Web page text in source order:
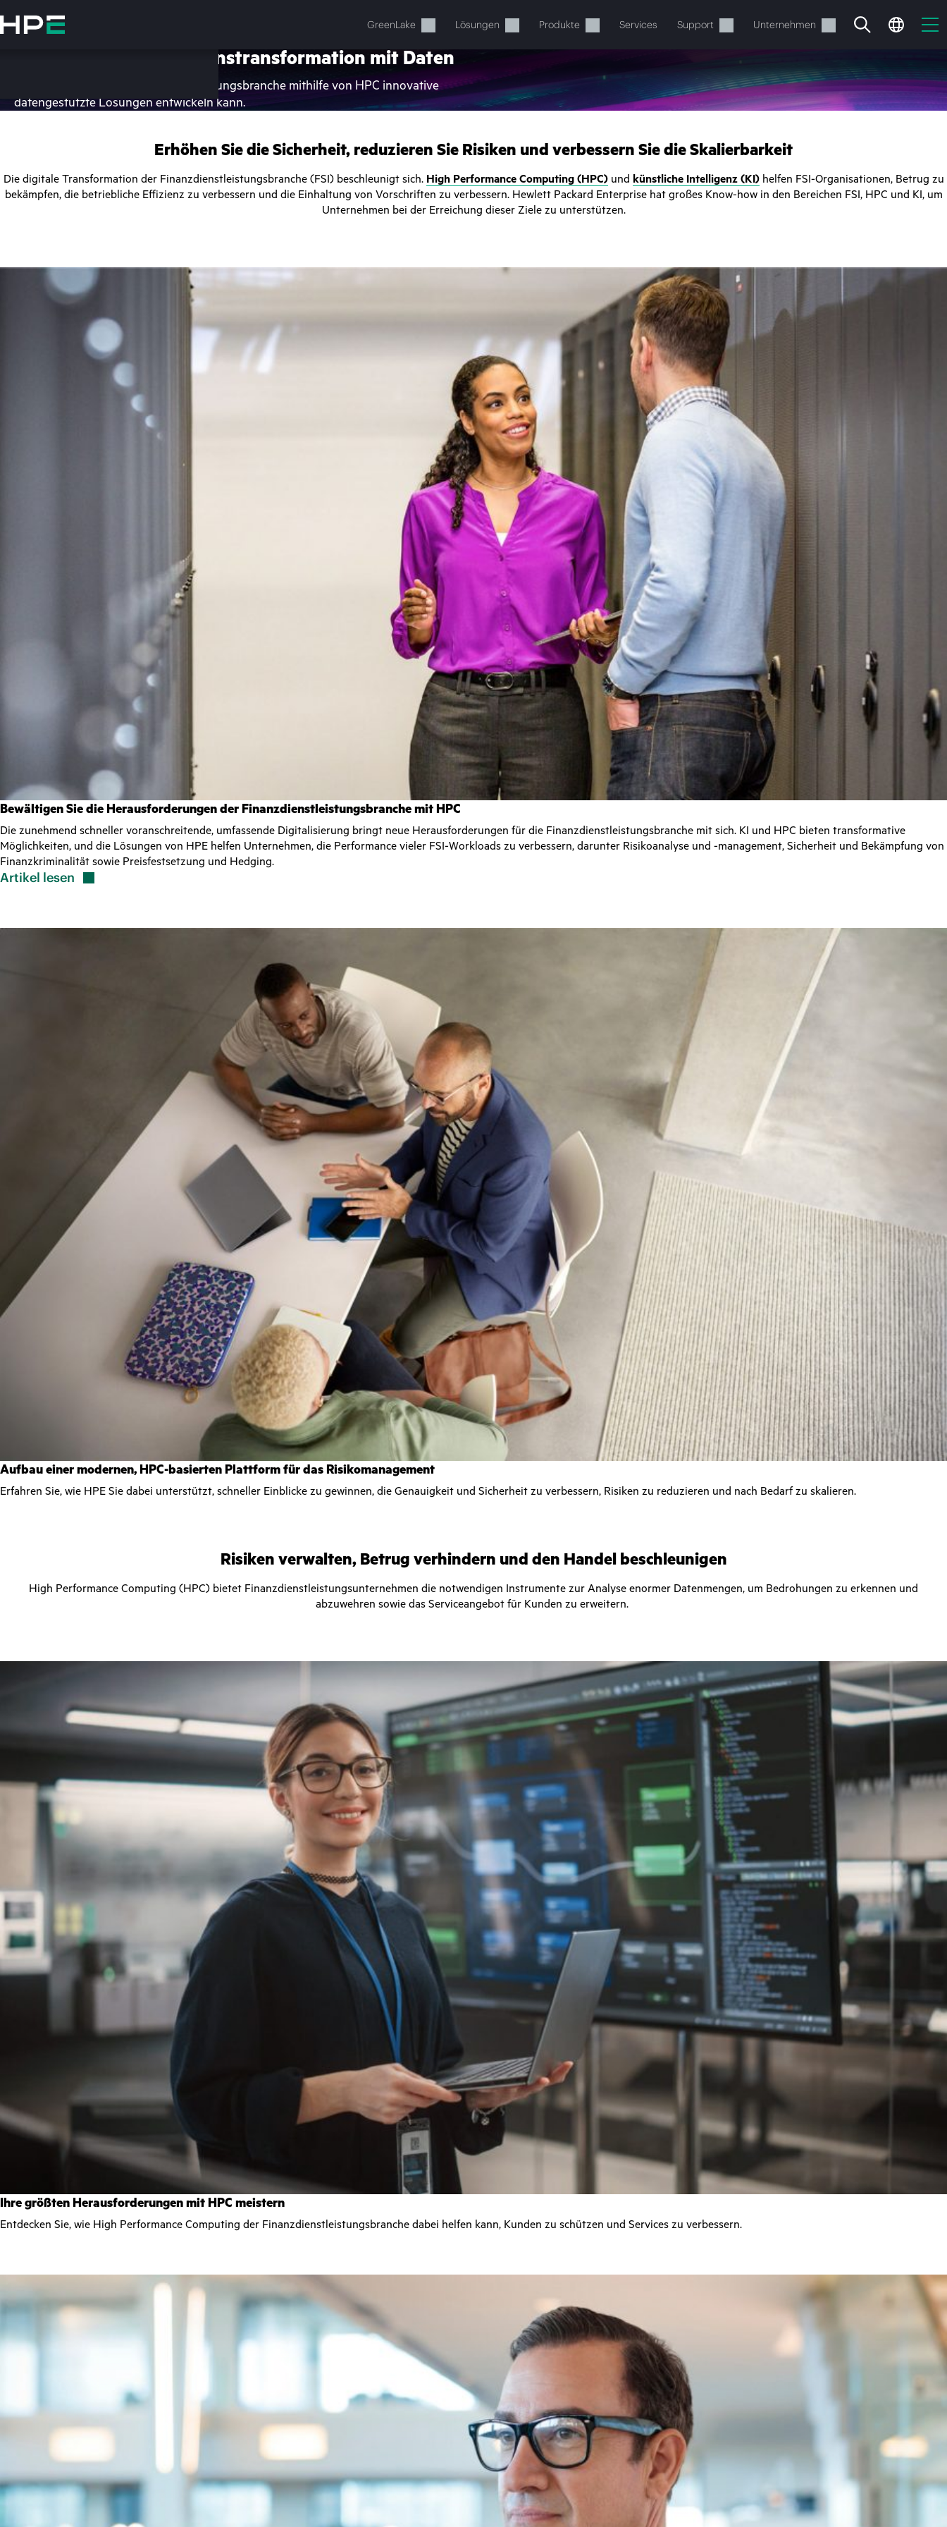
Hauptinhalt
wechseln
GreenLake Lösungen Produkte Services Support Unternehmen
Ihr Warenkorb ist aktuell leer
Schnellere Unternehmenstransformation mit Daten
Erfahren Sie, wie die Finanzdienstleistungsbranche mithilfe von HPC innovative
datengestützte Lösungen entwickeln kann.
Erhöhen Sie die Sicherheit, reduzieren Sie Risiken und verbessern Sie die Skalierbarkeit
Die digitale Transformation der Finanzdienstleistungsbranche (FSI) beschleunigt sich. High Performance Computing (HPC)und künstliche Intelligenz (KI)helfen FSI-Organisationen, Betrug zu
bekämpfen, die betriebliche Effizienz zu verbessern und die Einhaltung von Vorschriften zu verbessern. Hewlett Packard Enterprise hat großes Know-how in den Bereichen FSI, HPC und KI, um
Unternehmen bei der Erreichung dieser Ziele zu unterstützen.
Bewältigen Sie die Herausforderungen der Finanzdienstleistungsbranche mit HPC
Die zunehmend schneller voranschreitende, umfassende Digitalisierung bringt neue Herausforderungen für die Finanzdienstleistungsbranche mit sich. KI und HPC bieten transformative
Möglichkeiten, und die Lösungen von HPE helfen Unternehmen, die Performance vieler FSI-Workloads zu verbessern, darunter Risikoanalyse und -management, Sicherheit und Bekämpfung von
Finanzkriminalität sowie Preisfestsetzung und Hedging.
Artikel lesen
Aufbau einer modernen, HPC-basierten Plattform für das Risikomanagement
Erfahren Sie, wie HPE Sie dabei unterstützt, schneller Einblicke zu gewinnen, die Genauigkeit und Sicherheit zu verbessern, Risiken zu reduzieren und nach Bedarf zu skalieren.
Risiken verwalten, Betrug verhindern und den Handel beschleunigen
High Performance Computing (HPC) bietet Finanzdienstleistungsunternehmen die notwendigen Instrumente zur Analyse enormer Datenmengen, um Bedrohungen zu erkennen und
abzuwehren sowie das Serviceangebot für Kunden zu erweitern.
Ihre größten Herausforderungen mit HPC meistern
Entdecken Sie, wie High Performance Computing der Finanzdienstleistungsbranche dabei helfen kann, Kunden zu schützen und Services zu verbessern.